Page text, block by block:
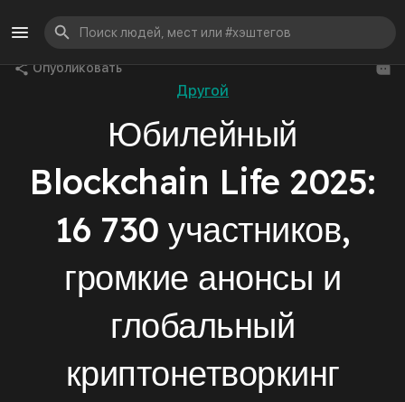
Опубликовать
Другой
Юбилейный
Blockchain Life 2025:
16 730 участников,
громкие анонсы и
глобальный
криптонетворкинг